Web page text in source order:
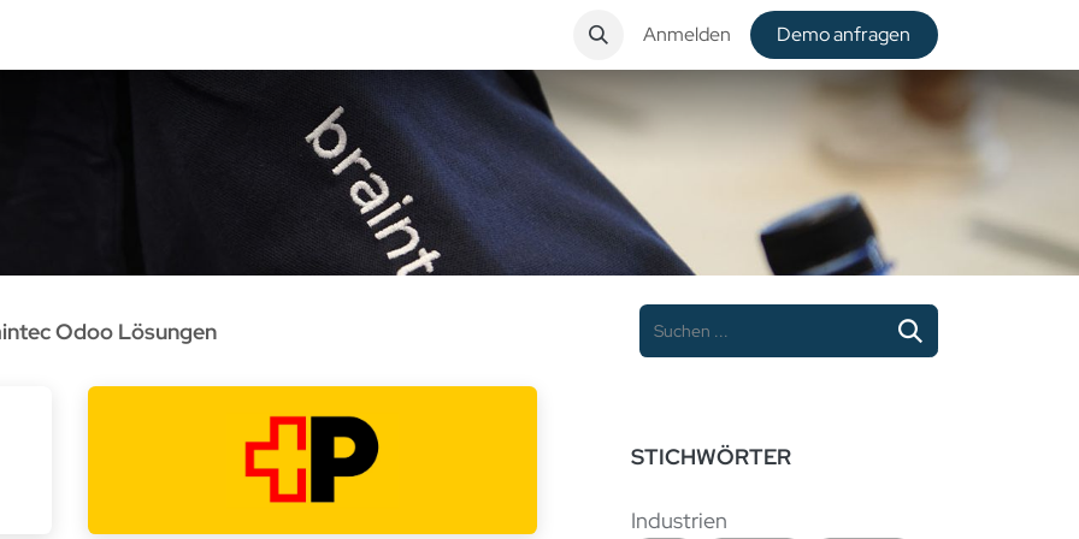
Anmelden De​​mo anfragen
Odoo Lösungen
STICHWÖRTER
Industrien